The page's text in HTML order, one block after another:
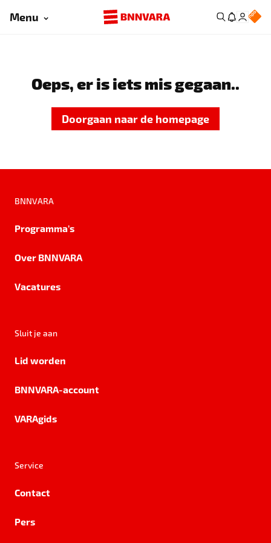
Menu
Oeps, er is iets mis gegaan..
Doorgaan naar de homepage
BNNVARA
Programma's
Over BNNVARA
Vacatures
Sluit je aan
Lid worden
BNNVARA-account
VARAgids
Service
Contact
Pers